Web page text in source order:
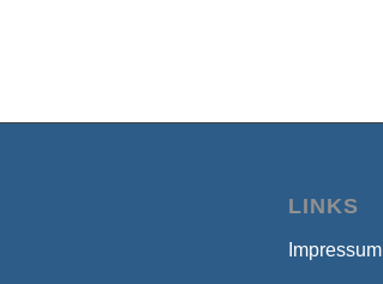
LINKS
Impressum